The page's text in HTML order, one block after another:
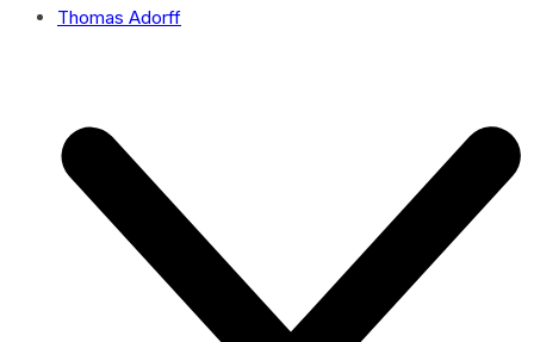
Thomas Adorff